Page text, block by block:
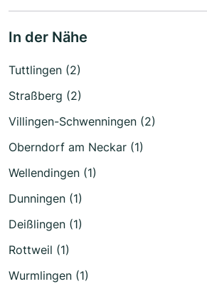
In der Nähe
Tuttlingen (2)
Straßberg (2)
Villingen-Schwenningen (2)
Oberndorf am Neckar (1)
Wellendingen (1)
Dunningen (1)
Deißlingen (1)
Rottweil (1)
Wurmlingen (1)